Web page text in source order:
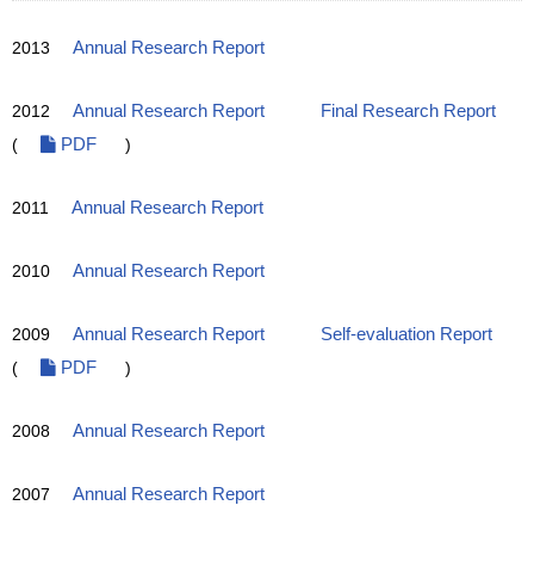
2013 Annual Research Report
2012 Annual Research Report
Final Research Report
(
PDF )
2011 Annual Research Report
2010 Annual Research Report
2009 Annual Research Report
Self-evaluation Report
(
PDF )
2008 Annual Research Report
2007 Annual Research Report